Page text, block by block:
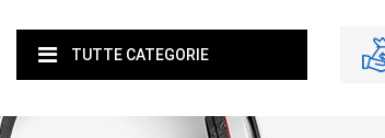
TUTTE CATEGORIE